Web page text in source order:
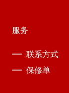
服务
联系方式
保修单